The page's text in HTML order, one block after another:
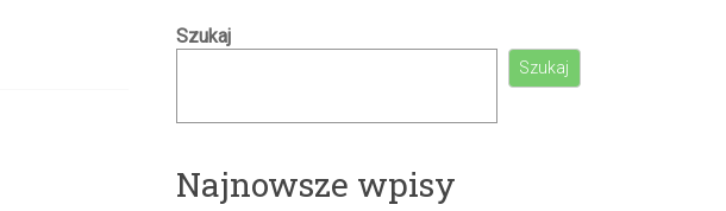
Szukaj
Szukaj
Najnowsze wpisy